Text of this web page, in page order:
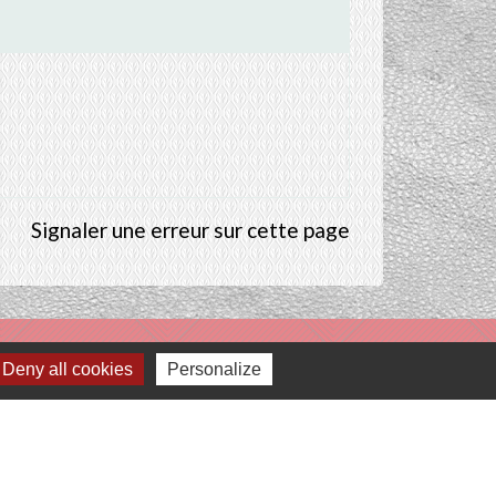
Signaler une erreur sur cette page
Deny all cookies Personalize